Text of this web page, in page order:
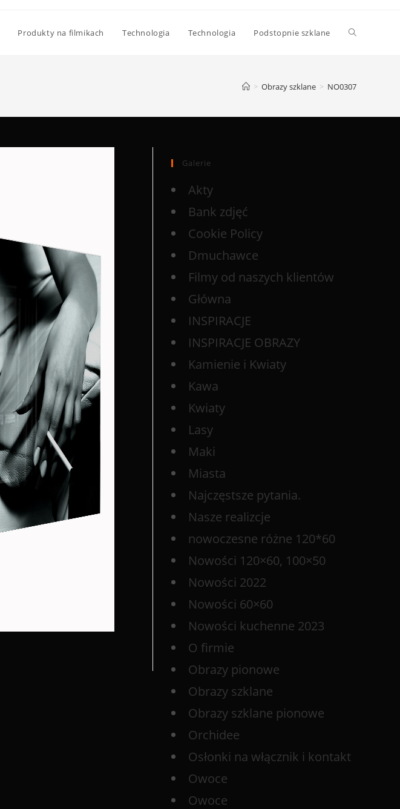
Produkty na filmikach Technologia Technologia Podstopnie szklane
> Obrazy szklane > NO0307
Galerie
Akty
Bank zdjęć
Cookie Policy
Dmuchawce
Filmy od naszych klientów
Główna
INSPIRACJE
INSPIRACJE OBRAZY
Kamienie i Kwiaty
Kawa
Kwiaty
Lasy
Maki
Miasta
Najczęstsze pytania.
Nasze realizcje
nowoczesne różne 120*60
Nowości 120×60, 100×50
Nowości 2022
Nowości 60×60
Nowości kuchenne 2023
O firmie
Obrazy pionowe
Obrazy szklane
Obrazy szklane pionowe
Orchidee
Osłonki na włącznik i kontakt
Owoce
Owoce